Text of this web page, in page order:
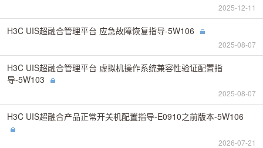
2025-12-11
H3C UIS超融合管理平台 应急故障恢复指导-5W106
2025-08-07
H3C UIS超融合管理平台 虚拟机操作系统兼容性验证配置指
导-5W103
2025-08-07
H3C UIS超融合产品正常开关机配置指导-E0910之前版本-5W106
2026-07-21